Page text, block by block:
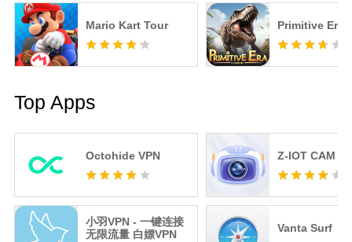
Mario Kart Tour Primitive Era
Top Apps
Octohide VPN
小羽VPN - 一键连接
无限流量 白嫖VPN
Z-IOT CAM
Vanta Surf